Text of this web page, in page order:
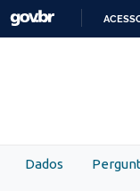
Skip to main content
Dados